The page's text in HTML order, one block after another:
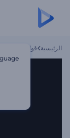
الرئيسية قوالب